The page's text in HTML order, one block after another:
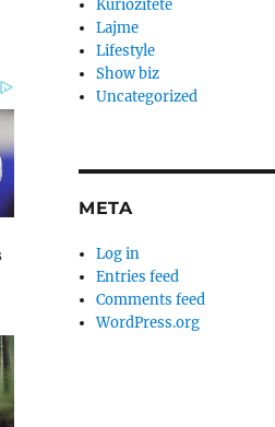
Kuriozitete
Lajme
Lifestyle
Show biz
Uncategorized
META
Log in
Entries feed
Comments feed
WordPress.org